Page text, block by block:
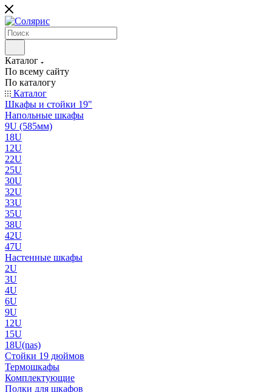
Каталог
По всему сайту
По каталогу
Каталог
Шкафы и стойки 19"
Напольные шкафы
9U (585мм)
18U
12U
22U
25U
30U
32U
33U
35U
38U
42U
47U
Настенные шкафы
2U
3U
4U
6U
9U
12U
15U
18U(nas)
Стойки 19 дюймов
Термошкафы
Комплектующие
Полки для шкафов